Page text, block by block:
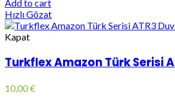
Add to cart
Hızlı Gözat
Kapat
Turkflex Amazon Türk Serisi
10,00€